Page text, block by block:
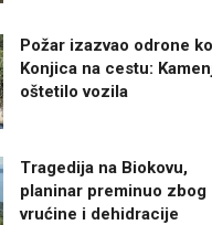
Požar izazvao odrone
Konjica na cestu:
oštetilo vozila
Tragedija na Biokovu,
planinar preminuo zbog
vrućine i dehidracije